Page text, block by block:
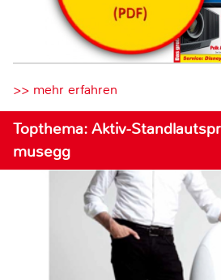
>> mehr erfahren
Topthema: Aktiv-
musegg